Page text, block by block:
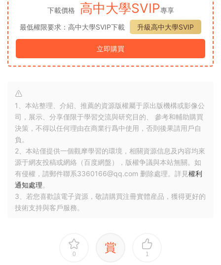
下載價格 高中大學SVIP專享
最低權限要求：高中大學SVIP下載
升級高中大學SVIP
立即購買
1、本站整理、介紹、推薦的資源版權屬于原出版機構或影像公
司，展示、分享僅限于學習交流與研究目的、 參考和輔助購買
決策，不得以任何理由在商業行爲中使用，否則後果請用戶自
負。
2、本站僅提供一個觀摩學習的環境，相關資源信息及内容均來
源于網友投稿或網絡（百度網盤），版權争議與本站無關。如
有侵權，請郵件聯系3360166@qq.com 删除處理。詳見權利
通知處理。
3、若您喜歡該電子資源，敬請購買注冊實體産品，獲得更好的
技術支持與客戶服務。
0 賞 1